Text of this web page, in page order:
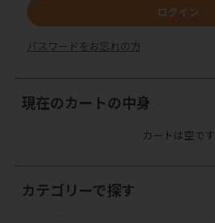
ログイン
パスワードをお忘れの方
現在のカートの中身
カートは空です
カテゴリーで探す